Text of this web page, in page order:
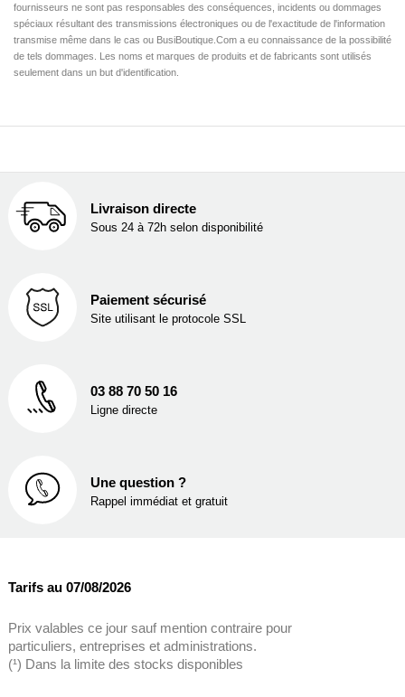
fournisseurs ne sont pas responsables des conséquences, incidents ou dommages
spéciaux résultant des transmissions électroniques ou de l'exactitude de l'information
transmise même dans le cas ou BusiBoutique.Com a eu connaissance de la possibilité
de tels dommages. Les noms et marques de produits et de fabricants sont utilisés
seulement dans un but d'identification.
Livraison directe
Sous 24 à 72h selon disponibilité
Paiement sécurisé
Site utilisant le protocole SSL
03 88 70 50 16
Ligne directe
Une question ?
Rappel immédiat et gratuit
Tarifs au 07/08/2026
Prix valables ce jour sauf mention contraire pour
particuliers, entreprises et administrations.
(¹) Dans la limite des stocks disponibles